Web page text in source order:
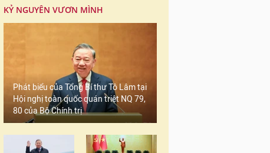
KỶ NGUYÊN VƯƠN MÌNH
Phát biểu của Tổng Bí thư Tô Lâm tại
Hội nghị toàn quốc quán triệt NQ 79,
80 của Bộ Chính trị